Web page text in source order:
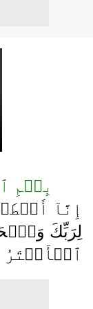
بِسۡمِ
إِنَّآ
لِرَبِّكَ